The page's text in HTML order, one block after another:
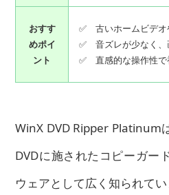
おすす
めポイ
ント
✅ 古いホームビデオ
✅ 音ズレが少なく、
✅ 直感的な操作性で
WinX DVD Ripper Platinum
DVDに施されたコピーガー
ウェアとして広く知られてい